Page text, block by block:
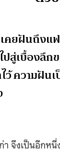
คยฝันถึง
ปสู่เบื้องลึ
ว้ ความฝั
า จึงเป็นอีกห